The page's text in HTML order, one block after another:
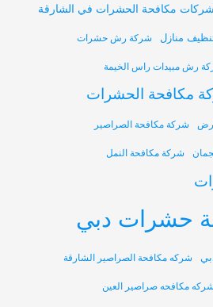
شركات مكافحة الحشرات في الشارقة
منازل شركة رش حشرات
رش مبيدات راس الخيمة
مكافحة الحشرات
شركة مكافحة الصراصير
شركة مكافحة النمل
حشرات دبي
شركه مكافحة الصراصير الشارقة
شركه مكافحه صراصير العين